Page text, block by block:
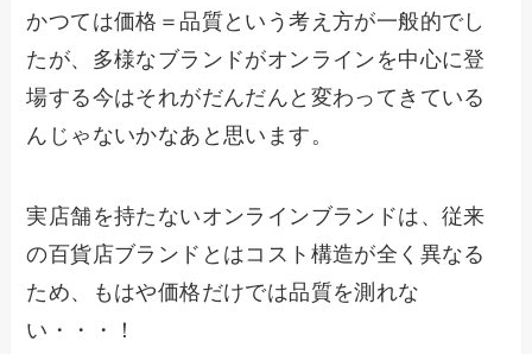
かつては価格＝品質という考え方が一般的でし
たが、多様なブランドがオンラインを中心に登
場する今はそれがだんだんと変わってきている
んじゃないかなあと思います。
実店舗を持たないオンラインブランドは、従来
の百貨店ブランドとはコスト構造が全く異なる
ため、もはや価格だけでは品質を測れな
い・・・！